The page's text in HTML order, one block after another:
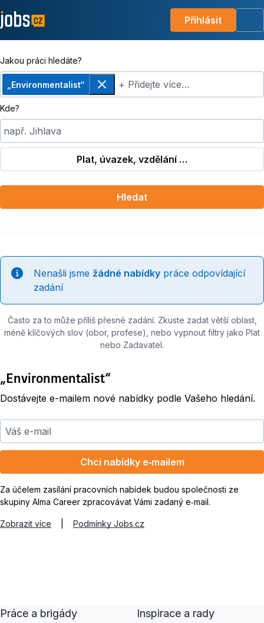
Přihlásit
Jakou práci hledáte?
„Environmentalist“
Odebrat+ Přidejte více…
Kde?
např. Jihlava
Plat, úvazek, vzdělání …
Hledat
Nenašli jsme žádné nabídky práce odpovídající
zadání
Často za to může příliš přesné zadání. Zkuste zadat větší oblast,
méně klíčových slov (obor, profese), nebo vypnout filtry jako Plat
nebo Zadavatel.
„Environmentalist“
Dostávejte e-mailem nové nabídky podle Vašeho hledání.
Váš e-mail
Chci nabídky e‑mailem
Za účelem zasílání pracovních nabídek budou společnosti ze
skupiny Alma Career zpracovávat Vámi zadaný e‑mail.
Zobrazit více Podmínky Jobs.cz
Práce a brigády Inspirace a rady